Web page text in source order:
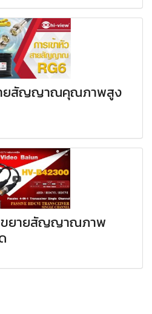
ายสัญญาณคุณภาพสูง
ขยายสัญญาณภาพ